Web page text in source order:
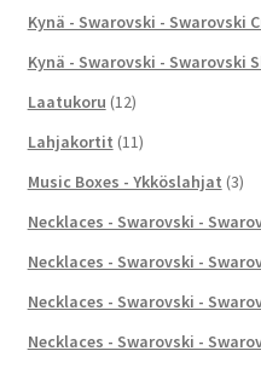
Kynä - Swarovski - Swarovski
Kynä - Swarovski - Swarovski
Laatukoru (12)
Lahjakortit (11)
Music Boxes - Ykköslahjat (3)
Necklaces - Swarovski -
Necklaces - Swarovski -
Necklaces - Swarovski -
Necklaces - Swarovski -